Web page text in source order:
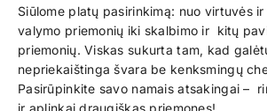
Siūlome platų pasirinkimą: nuo virtuvės
valymo priemonių iki skalbimo ir kitų
priemonių. Viskas sukurta tam, kad
nepriekaištinga švara be kenksmingų
Pasirūpinkite savo namais atsakingai –
ir aplinkai draugiškas priemones!